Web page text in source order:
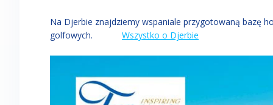
Na Djerbie znajdziemy wspaniale przygotowaną bazę
golfowych.
Wszystko o Djerbie